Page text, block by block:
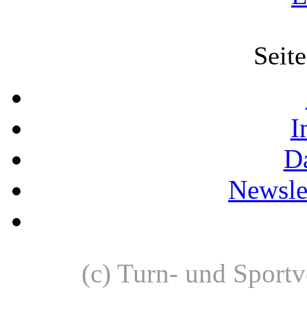
(c) Turn- und